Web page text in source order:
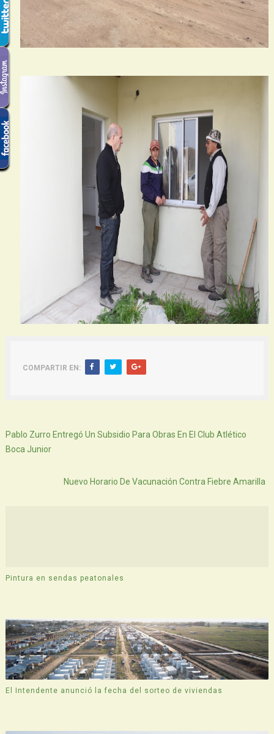
COMPARTIR EN:
Pablo Zurro Entregó Un Subsidio Para Obras En El Club Atlético
Boca Junior
Nuevo Horario De Vacunación Contra Fiebre Amarilla
Pintura en sendas peatonales
El Intendente anunció la fecha del sorteo de viviendas